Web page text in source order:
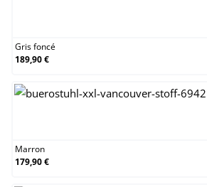
Gris foncé
189,90 €
Marron
179,90 €